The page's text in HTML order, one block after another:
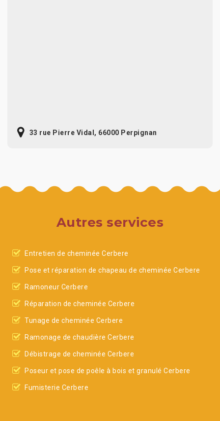
33 rue Pierre Vidal, 66000 Perpignan
Autres services
Entretien de cheminée Cerbere
Pose et réparation de chapeau de cheminée Cerbere
Ramoneur Cerbere
Réparation de cheminée Cerbere
Tunage de cheminée Cerbere
Ramonage de chaudière Cerbere
Débistrage de cheminée Cerbere
Poseur et pose de poêle à bois et granulé Cerbere
Fumisterie Cerbere